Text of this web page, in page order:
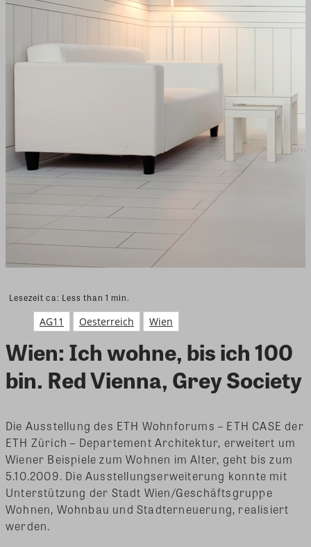
Lesezeit ca: Less than 1 min.
AG11 Oesterreich Wien
Wien: Ich wohne, bis ich 100
bin. Red Vienna, Grey Society
Die Ausstellung des ETH Wohnforums – ETH CASE der
ETH Zürich – Departement Architektur, erweitert um
Wiener Beispiele zum Wohnen im Alter, geht bis zum
5.10.2009. Die Ausstellungserweiterung konnte mit
Unterstützung der Stadt Wien/Geschäftsgruppe
Wohnen, Wohnbau und Stadterneuerung, realisiert
werden.